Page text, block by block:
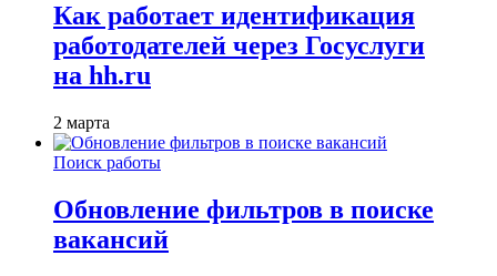
Как работает идентификация
работодателей через Госуслуги
на hh.ru
2 марта
Поиск работы
Обновление фильтров в поиске
вакансий